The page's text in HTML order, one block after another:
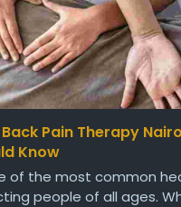
Pain Therapy
Know
of the most common
people of all ages.